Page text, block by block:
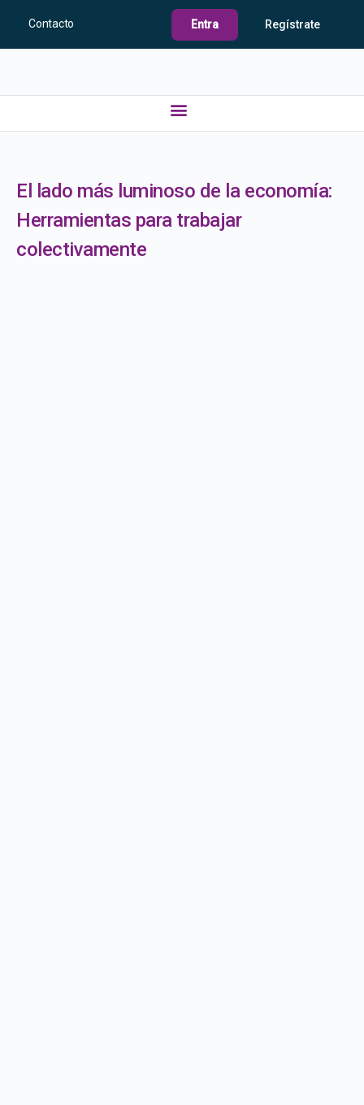
Contacto Entra Regístrate
El lado más luminoso de la economía:
Herramientas para trabajar
colectivamente